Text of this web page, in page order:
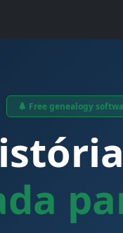
Free genealogy